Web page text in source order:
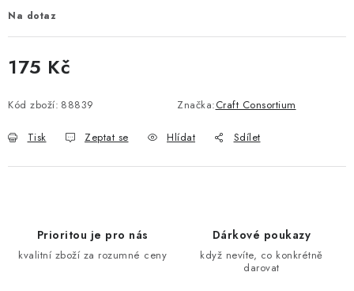
Na dotaz
175 Kč
Kód zboží: 88839 Značka:Craft Consortium
Tisk Zeptat se Hlídat Sdílet
Prioritou je pro nás
kvalitní zboží za rozumné ceny
Dárkové poukazy
když nevíte, co konkrétně
darovat